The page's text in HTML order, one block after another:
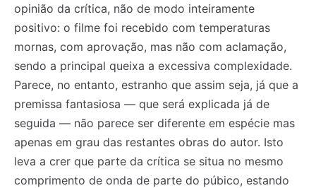
opinião da crítica, não de modo inteiramente
positivo: o filme foi recebido com temperaturas
mornas, com aprovação, mas não com aclamação,
sendo a principal queixa a excessiva complexidade.
Parece, no entanto, estranho que assim seja, já que a
premissa fantasiosa — que será explicada já de
seguida — não parece ser diferente em espécie mas
apenas em grau das restantes obras do autor. Isto
leva a crer que parte da crítica se situa no mesmo
comprimento de onda de parte do púbico, estando